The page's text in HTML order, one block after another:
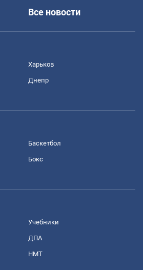
Все новости
Харьков
Днепр
Баскетбол
Бокс
Учебники
ДПА
НМТ